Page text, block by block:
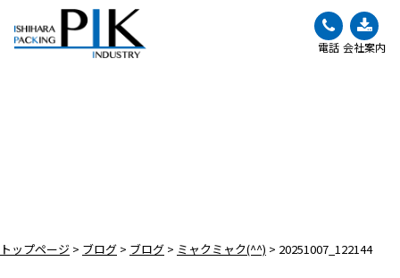
電話 会社案内
トップページ > ブログ > ブログ > ミャクミャク(^^) > 20251007_122144